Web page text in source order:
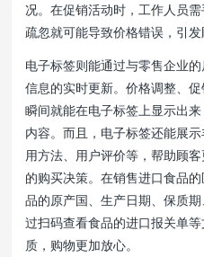
况。在促销活动时，工作人员
疏忽就可能导致价格错误，引发
电子标签则能通过与零售企业
信息的实时更新。价格调整、
瞬间就能在电子标签上显示出
内容。而且，电子标签还能展
用方法、用户评价等，帮助顾
的购买决策。在销售进口食品
品的原产国、生产日期、保质
过扫码查看食品的进口报关单
质，购物更加放心。